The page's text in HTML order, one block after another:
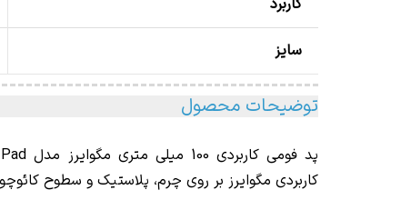
کاربرد
سایز
توضیحات محصول
پد فومی کاربردی 100 میلی متری مگوایرز مدل Meguiars
کاربردی مگوایرز بر روی چرم، پلاستیک و سطوح